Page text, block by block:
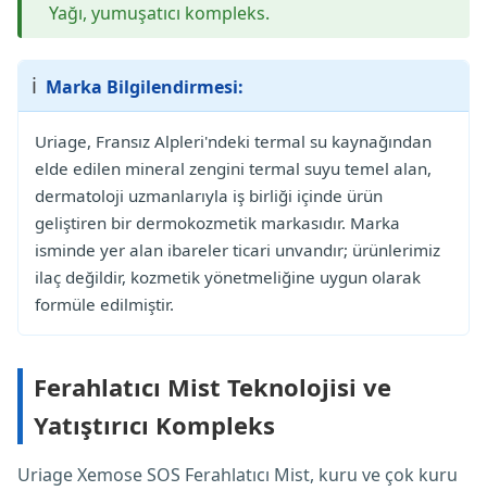
Yağı, yumuşatıcı kompleks.
ℹ️ Marka Bilgilendirmesi:
Uriage, Fransız Alpleri'ndeki termal su kaynağından
elde edilen mineral zengini termal suyu temel alan,
dermatoloji uzmanlarıyla iş birliği içinde ürün
geliştiren bir dermokozmetik markasıdır. Marka
isminde yer alan ibareler ticari unvandır; ürünlerimiz
ilaç değildir, kozmetik yönetmeliğine uygun olarak
formüle edilmiştir.
Ferahlatıcı Mist Teknolojisi ve
Yatıştırıcı Kompleks
Uriage Xemose SOS Ferahlatıcı Mist, kuru ve çok kuru